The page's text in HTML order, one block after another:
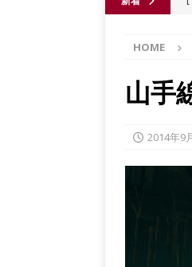
[
[
HOME
山手
2014年9